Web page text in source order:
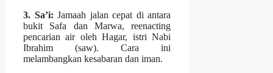
3. Sa’i: Jamaah jalan cepat di antara
bukit Safa dan Marwa, reenacting
pencarian air oleh Hagar, istri Nabi
Ibrahim (saw). Cara ini
melambangkan kesabaran dan iman.